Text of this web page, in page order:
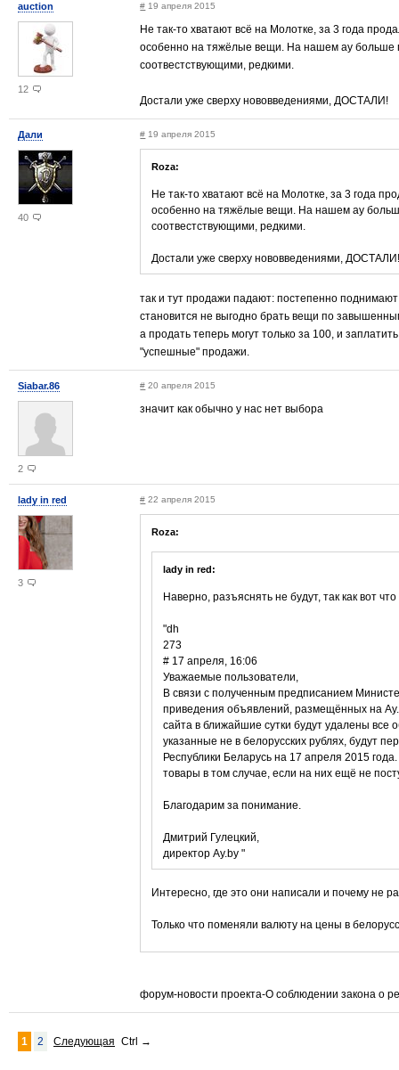
auction
12
# 19 апреля 2015
Не так-то хватают всё на Молотке, за 3 года
особенно на тяжёлые вещи. На нашем ау больше
соотвестствующими, редкими.
Достали уже сверху нововведениями, ДОСТАЛИ!
Дали
40
# 19 апреля 2015
Roza:
Не так-то хватают всё на Молотке, за 3 года
особенно на тяжёлые вещи. На нашем ау
соотвестствующими, редкими.
Достали уже сверху нововведениями, ДОСТАЛИ!
так и тут продажи падают: постепенно
становится не выгодно брать вещи по
а продать теперь могут только за 100, и
"успешные" продажи.
Siabar.86
2
# 20 апреля 2015
значит как обычно у нас нет выбора
lady in red
3
# 22 апреля 2015
Roza:
lady in red:
Наверно, разъяснять не будут, так как вот
"dh
273
# 17 апреля, 16:06
Уважаемые пользователи,
В связи с полученным предписанием
приведения объявлений, размещённых на
сайта в ближайшие сутки будут удалены
указанные не в белорусских рублях, будут
Республики Беларусь на 17 апреля 2015
товары в том случае, если на них ещё не
Благодарим за понимание.
Дмитрий Гулецкий,
директор Ay.by "
Интересно, где это они написали и почему не
Только что поменяли валюту на цены в
форум-новости проекта-О соблюдении закона о
1 2 Следующая Ctrl →